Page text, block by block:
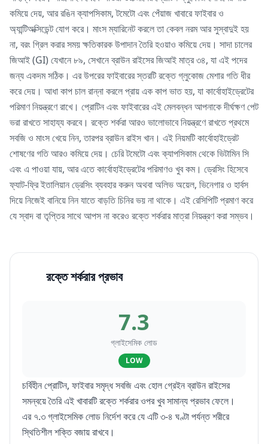
কমিয়ে দেয়, আর রঙিন ক্যাপসিকাম, টমেটো এবং পেঁয়াজ খাবারে ফাইবার ও
অ্যান্টিঅক্সিডেন্ট যোগ করে। মাংস ম্যারিনেট করলে তা কেবল নরম আর সুস্বাদুই হয়
না, বরং গ্রিল করার সময় ক্ষতিকারক উপাদান তৈরি হওয়াও কমিয়ে দেয়। সাদা চালের
জিআই (GI) যেখানে ৮৯, সেখানে ব্রাউন রাইসের জিআই মাত্র ৩৪, যা এই পদের
জন্য একদম সঠিক। এর উপরের ফাইবারের স্তরটি রক্তে গ্লুকোজ মেশার গতি ধীর
করে দেয়। আধা কাপ চাল রান্না করলে প্রায় এক কাপ ভাত হয়, যা কার্বোহাইড্রেটের
পরিমাণ নিয়ন্ত্রণে রাখে। প্রোটিন এবং ফাইবারের এই মেলবন্ধন আপনাকে দীর্ঘক্ষণ পেট
ভরা রাখতে সাহায্য করবে। রক্তে শর্করা আরও ভালোভাবে নিয়ন্ত্রণে রাখতে প্রথমে
সবজি ও মাংস খেয়ে নিন, তারপর ব্রাউন রাইস খান। এই নিয়মটি কার্বোহাইড্রেট
শোষণের গতি আরও কমিয়ে দেয়। চেরি টমেটো এবং ক্যাপসিকাম থেকে ভিটামিন সি
এবং এ পাওয়া যায়, আর এতে কার্বোহাইড্রেটের পরিমাণও খুব কম। ড্রেসিং হিসেবে
ফ্যাট-ফ্রি ইতালিয়ান ড্রেসিং ব্যবহার করুন অথবা অলিভ অয়েল, ভিনেগার ও হার্বস
দিয়ে নিজেই বানিয়ে নিন যাতে বাড়তি চিনির ভয় না থাকে। এই রেসিপিটি প্রমাণ করে
যে স্বাদ বা তৃপ্তির সাথে আপস না করেও রক্তে শর্করার মাত্রা নিয়ন্ত্রণ করা সম্ভব।
রক্তে শর্করার প্রভাব
7.3
গ্লাইসেমিক লোড
LOW
চর্বিহীন প্রোটিন, ফাইবার সমৃদ্ধ সবজি এবং হোল গ্রেইন ব্রাউন রাইসের
সমন্বয়ে তৈরি এই খাবারটি রক্তে শর্করার ওপর খুব সামান্য প্রভাব ফেলে।
এর ৭.৩ গ্লাইসেমিক লোড নির্দেশ করে যে এটি ৩-৪ ঘণ্টা পর্যন্ত শরীরে
স্থিতিশীল শক্তি বজায় রাখবে।